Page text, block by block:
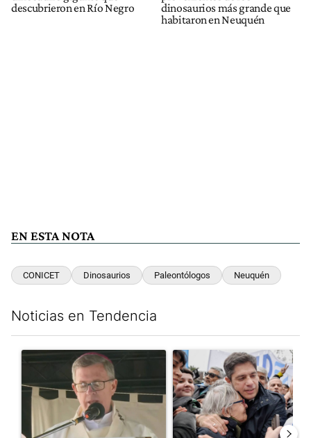
descubrieron en Río Negro
dinosaurios más grande que
habitaron en Neuquén
EN ESTA NOTA
CONICET Dinosaurios Paleontólogos Neuquén
Noticias en Tendencia
Un artículo de tendencia con el título "García Cuerva
Un artículo de tendencia con